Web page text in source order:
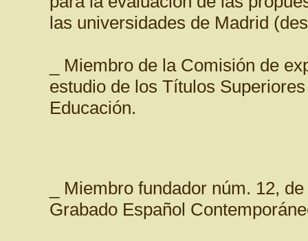
las universidades de Madrid
_ Miembro de la Comisión de
estudio de los Títulos
Educación.
_ Miembro fundador núm. 12,
Grabado Español